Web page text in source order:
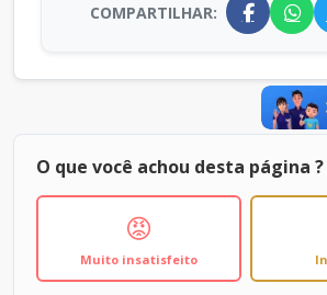
COMPARTILHAR:
O que você achou desta página ?
😡
Muito insatisfeito